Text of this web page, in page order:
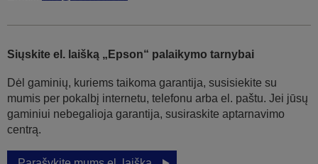
Siųskite el. laišką „Epson“ palaikymo tarnybai
Dėl gaminių, kuriems taikoma garantija, susisiekite su
mumis per pokalbį internetu, telefonu arba el. paštu. Jei jūsų
gaminiui nebegalioja garantija, susiraskite aptarnavimo
centrą.